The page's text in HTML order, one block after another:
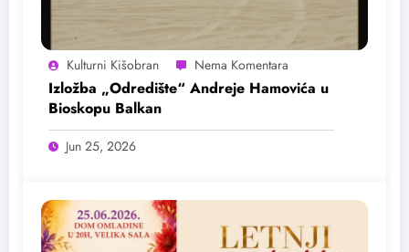
Kulturni Kišobran
Izložba „Odredište“ Andreje Hamovića u
Bioskopu Balkan
Jun 25, 2026